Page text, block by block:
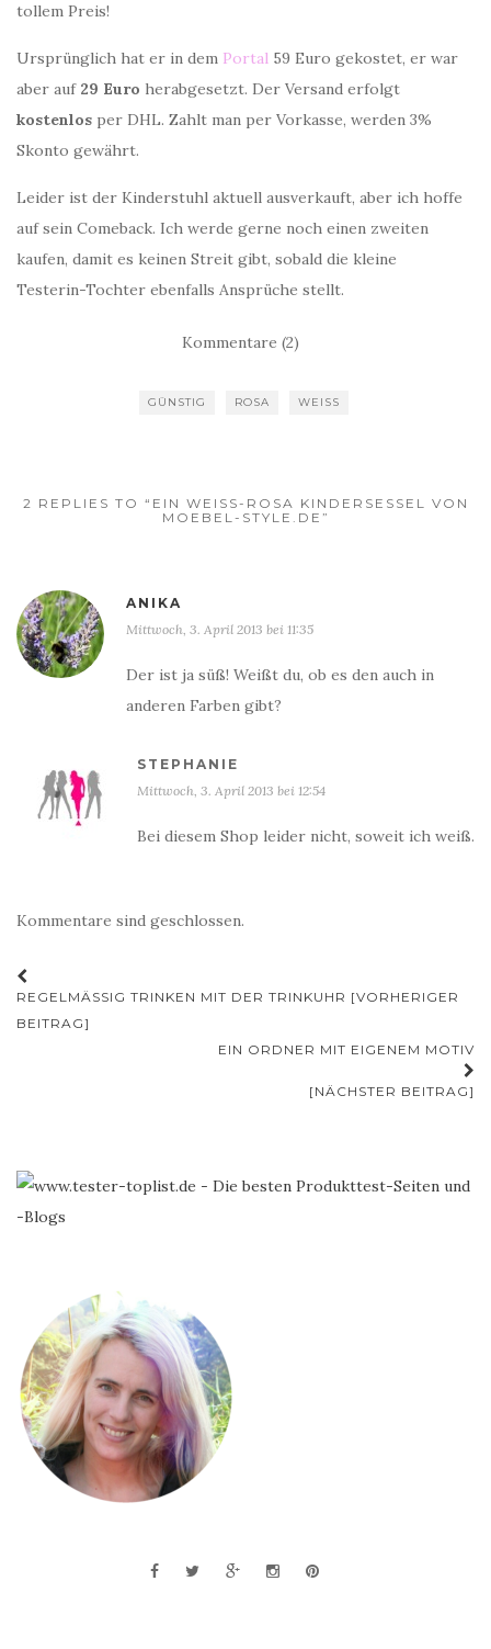
tollem Preis!
Ursprünglich hat er in dem Portal 59 Euro gekostet, er war
aber auf 29 Euro herabgesetzt. Der Versand erfolgt
kostenlos per DHL. Zahlt man per Vorkasse, werden 3%
Skonto gewährt.
Leider ist der Kinderstuhl aktuell ausverkauft, aber ich hoffe
auf sein Comeback. Ich werde gerne noch einen zweiten
kaufen, damit es keinen Streit gibt, sobald die kleine
Testerin-Tochter ebenfalls Ansprüche stellt.
Kommentare (2)
GÜNSTIG ROSA WEISS
2 REPLIES TO “EIN WEISS-ROSA KINDERSESSEL VON M
OEBEL-STYLE.DE”
ANIKA
Mittwoch, 3. April 2013 bei 11:35
Der ist ja süß! Weißt du, ob es den auch in
anderen Farben gibt?
STEPHANIE
Mittwoch, 3. April 2013 bei 12:54
Bei diesem Shop leider nicht, soweit ich weiß.
Kommentare sind geschlossen.
Beitrags-
Navigation
REGELMÄSSIG TRINKEN MIT DER TRINKUHR [VORHERIGER B
EITRAG]
EIN ORDNER MIT EIGENEM MOTIV
[NÄCHSTER BEITRAG]